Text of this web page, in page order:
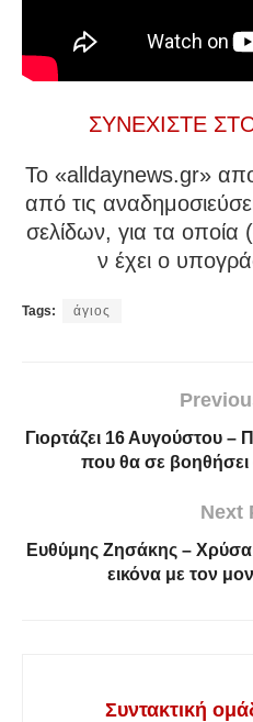
ΣΥΝΕΧΙΣΤΕ
To «alldaynews.gr»
από τις
σελίδων, για τα οποία
ν έχει ο
Tags: άγιος
Γιορτάζει 16 Αυγούστου –
που θα σε βοηθήσει
Next
Ευθύμης Ζησάκης –
εικόνα με τον
Συντακτική